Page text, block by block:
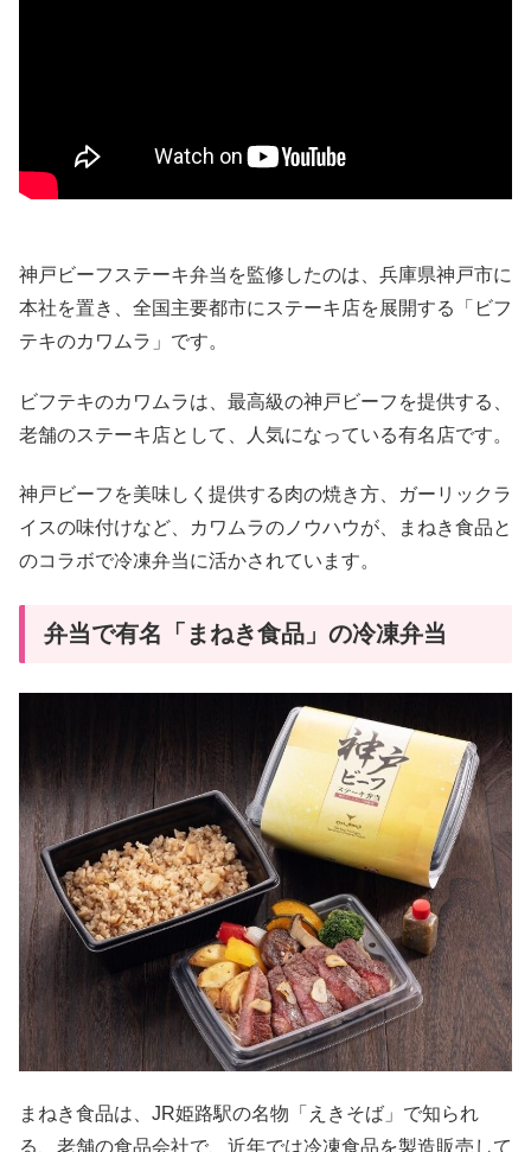
神戸ビーフステーキ弁当を監修したのは、兵庫県神戸市に
本社を置き、全国主要都市にステーキ店を展開する「ビフ
テキのカワムラ」です。
ビフテキのカワムラは、最高級の神戸ビーフを提供する、
老舗のステーキ店として、人気になっている有名店です。
神戸ビーフを美味しく提供する肉の焼き方、ガーリックラ
イスの味付けなど、カワムラのノウハウが、まねき食品と
のコラボで冷凍弁当に活かされています。
弁当で有名「まねき食品」の冷凍弁当
まねき食品は、JR姫路駅の名物「えきそば」で知られ
る、老舗の食品会社で、近年では冷凍食品を製造販売して